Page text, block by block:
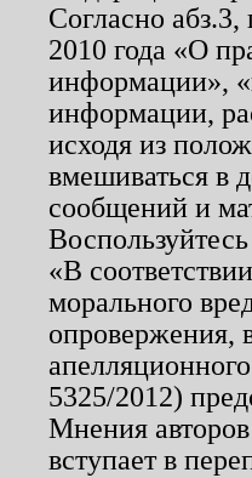
Согласно
2010 года «О
информации»,
информации,
исходя из
вмешиваться в
сообщений и
«В
морального
опровержения,
5325/2012)
Мнения
вступает в